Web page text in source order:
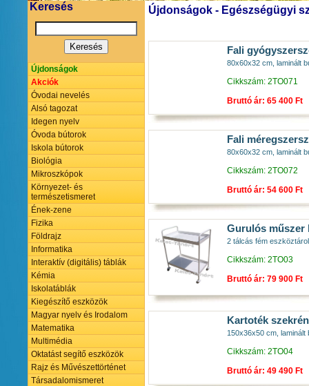
Keresés
Újdonságok
Akciók
Óvodai nevelés
Alsó tagozat
Idegen nyelv
Óvoda bútorok
Iskola bútorok
Biológia
Mikroszkópok
Környezet- és
természetismeret
Ének-zene
Fizika
Földrajz
Informatika
Interaktív (digitális) táblák
Kémia
Iskolatáblák
Kiegészítő eszközök
Magyar nyelv és Irodalom
Matematika
Multimédia
Oktatást segítő eszközök
Rajz és Művészettörténet
Társadalomismeret
Újdonságok - Egészségügyi
Fali
80x60x32 cm, laminált
Cikkszám: 2TO071
Bruttó ár: 65 400 Ft
Fali
80x60x32 cm, laminált
Cikkszám: 2TO072
Bruttó ár: 54 600 Ft
Gurulós műszer
2 tálcás fém
Cikkszám: 2TO03
Bruttó ár: 79 900 Ft
Kartoték
150x36x50 cm, laminált
Cikkszám: 2TO04
Bruttó ár: 49 490 Ft